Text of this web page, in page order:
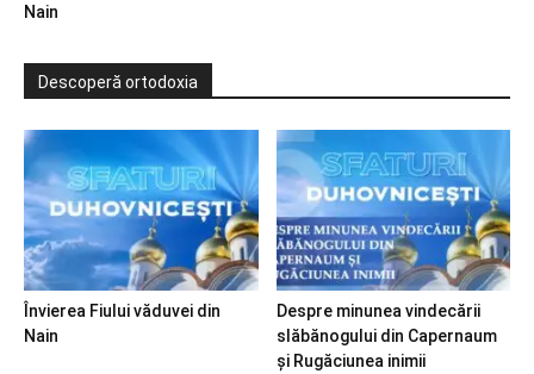
Nain
Descoperă ortodoxia
Învierea Fiului văduvei din
Nain
Despre minunea vindecării
slăbănogului din Capernaum
și Rugăciunea inimii